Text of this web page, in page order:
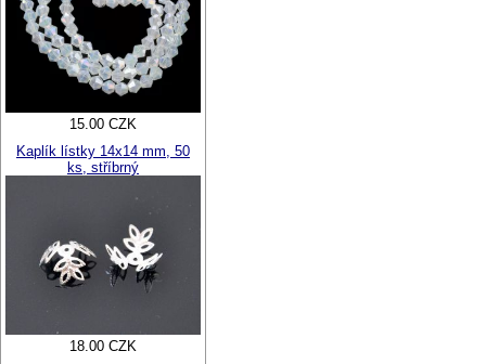
15.00 CZK
Kaplík lístky 14x14 mm, 50
ks, stříbrný
18.00 CZK